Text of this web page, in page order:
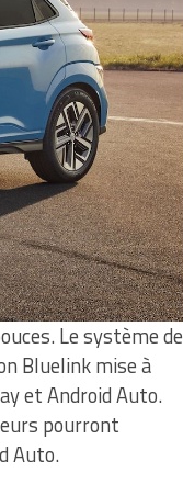
Le système de
Bluelink mise à
et Android Auto.
pourront
Auto.